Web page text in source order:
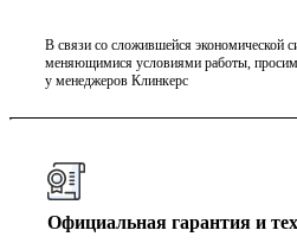
В связи со сложившейся экономической
меняющимися условиями работы, просим
у менеджеров Клинкерс
Официальная гарантия и